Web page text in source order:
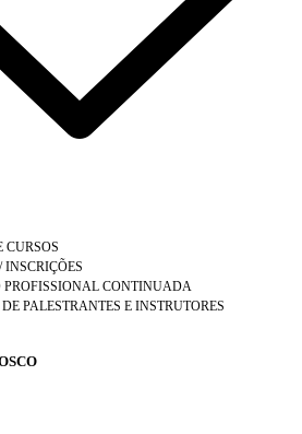
CURSOS
PROFISSIONAL CONTINUADA
PALESTRANTES E INSTRUTORES